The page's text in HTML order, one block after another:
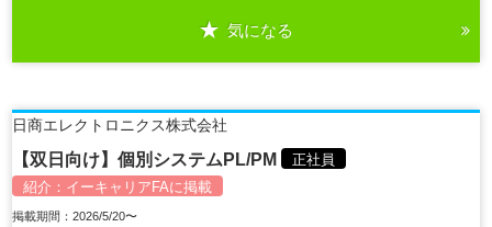
気になる
日商エレクトロニクス株式会社
【双日向け】個別システムPL/PM
正社員
紹介： イーキャリアFAに掲載
掲載期間：2026/5/20〜